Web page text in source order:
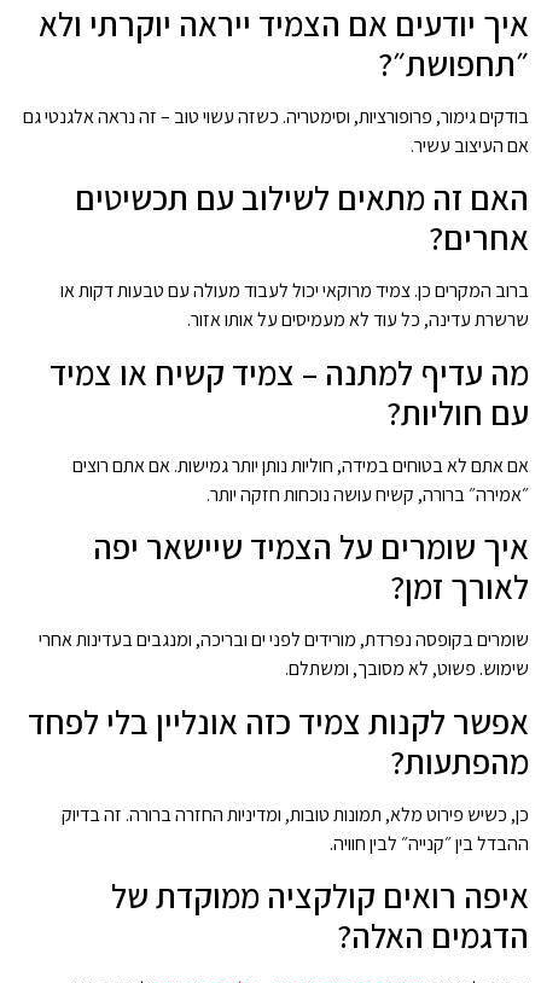
איך יודעים אם הצמיד ייראה יוקרתי ולא
״תחפושת״?
בודקים גימור, פרופורציות, וסימטריה. כשזה עשוי טוב – זה נראה אלגנטי גם
אם העיצוב עשיר.
האם זה מתאים לשילוב עם תכשיטים
אחרים?
ברוב המקרים כן. צמיד מרוקאי יכול לעבוד מעולה עם טבעות דקות או
שרשרת עדינה, כל עוד לא מעמיסים על אותו אזור.
מה עדיף למתנה – צמיד קשיח או צמיד
עם חוליות?
אם אתם לא בטוחים במידה, חוליות נותן יותר גמישות. אם אתם רוצים
״אמירה״ ברורה, קשיח עושה נוכחות חזקה יותר.
איך שומרים על הצמיד שיישאר יפה
לאורך זמן?
שומרים בקופסה נפרדת, מורידים לפני ים ובריכה, ומנגבים בעדינות אחרי
שימוש. פשוט, לא מסובך, ומשתלם.
אפשר לקנות צמיד כזה אונליין בלי לפחד
מהפתעות?
כן, כשיש פירוט מלא, תמונות טובות, ומדיניות החזרה ברורה. זה בדיוק
ההבדל בין ״קנייה״ לבין חוויה.
איפה רואים קולקציה ממוקדת של
הדגמים האלה?